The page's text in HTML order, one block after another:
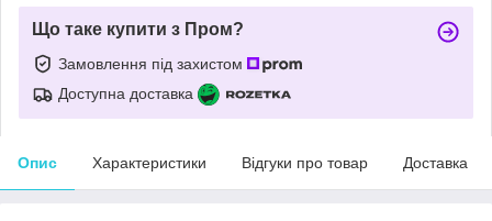
Що таке купити з Пром?
Замовлення під захистом
Доступна доставка
Опис Характеристики Відгуки про товар Доставка